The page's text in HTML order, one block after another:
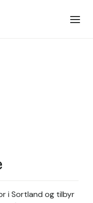
i Sortland og tilbyr